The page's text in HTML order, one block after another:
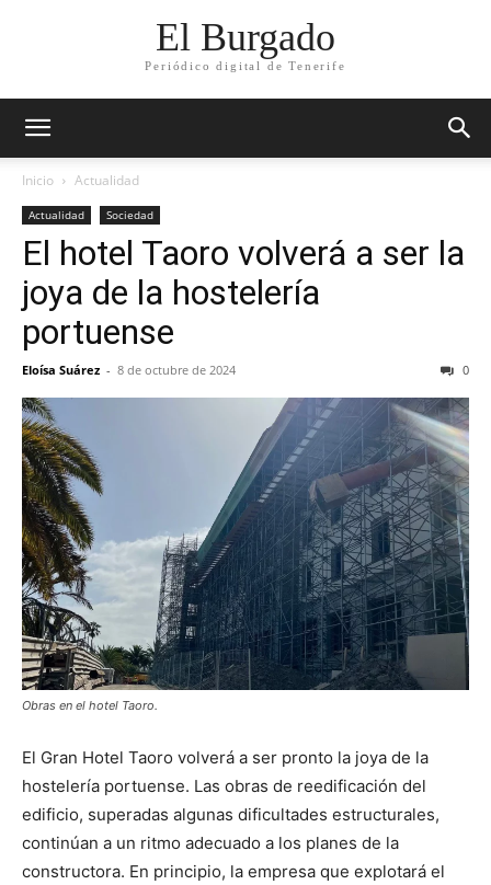
El Burgado
Periódico digital de Tenerife
Inicio Actualidad
Actualidad Sociedad
El hotel Taoro volverá a ser la
joya de la hostelería
portuense
Eloísa Suárez - 8 de octubre de 2024 0
Obras en el hotel Taoro.
El Gran Hotel Taoro volverá a ser pronto la joya de la
hostelería portuense. Las obras de reedificación del
edificio, superadas algunas dificultades estructurales,
continúan a un ritmo adecuado a los planes de la
constructora. En principio, la empresa que explotará el